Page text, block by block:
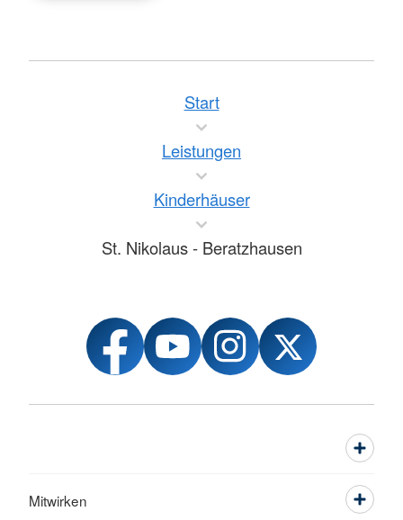
Start
Leistungen
Kinderhäuser
St. Nikolaus - Beratzhausen
Mitwirken